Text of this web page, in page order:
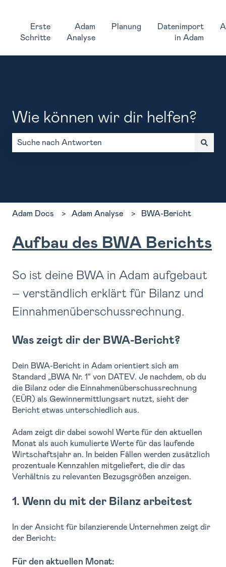
Erste
Schritte
Adam
Analyse
Planung
Datenimport
in Adam
Wie können wir dir helfen?
Adam Docs Adam Analyse BWA-Bericht
Aufbau des BWA Berichts
So ist deine BWA in Adam aufgebaut
– verständlich erklärt für Bilanz und
Einnahmenüberschussrechnung.
Was zeigt dir der BWA-Bericht?
Dein BWA-Bericht in Adam orientiert sich am
Standard „BWA Nr. 1“ von DATEV. Je nachdem, ob du
die Bilanz oder die Einnahmenüberschussrechnung
(EÜR) als Gewinnermittlungsart nutzt, sieht der
Bericht etwas unterschiedlich aus.
Adam zeigt dir dabei sowohl Werte für den aktuellen
Monat als auch kumulierte Werte für das laufende
Wirtschaftsjahr an. In beiden Fällen werden zusätzlich
prozentuale Kennzahlen mitgeliefert, die dir das
Verhältnis zu relevanten Bezugsgrößen anzeigen.
1. Wenn du mit der Bilanz arbeitest
In der Ansicht für bilanzierende Unternehmen zeigt dir
der Bericht:
Für den aktuellen Monat: